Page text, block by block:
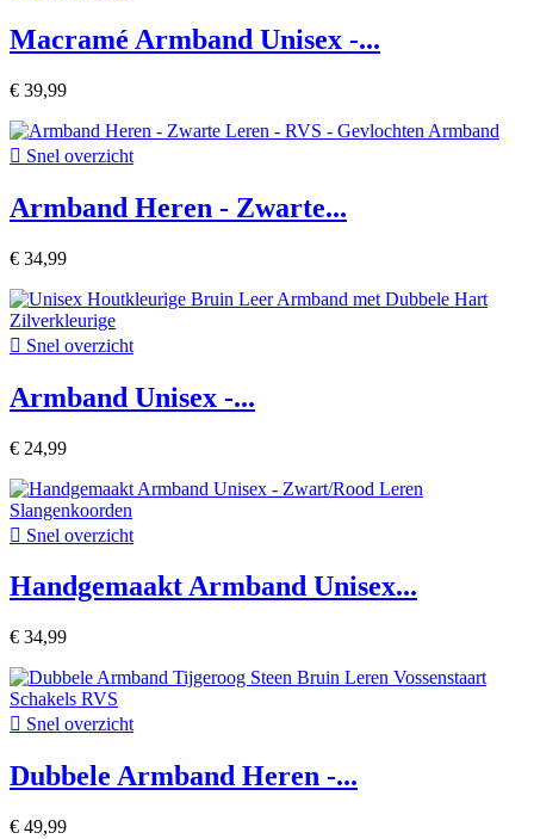
Macramé Armband Unisex -...
€ 39,99
 Snel overzicht
Armband Heren - Zwarte...
€ 34,99
 Snel overzicht
Armband Unisex -...
€ 24,99
 Snel overzicht
Handgemaakt Armband Unisex...
€ 34,99
 Snel overzicht
Dubbele Armband Heren -...
€ 49,99